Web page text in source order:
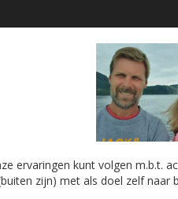
ervaringen kunt volgen m.b.t.
zijn) met als doel zelf naar